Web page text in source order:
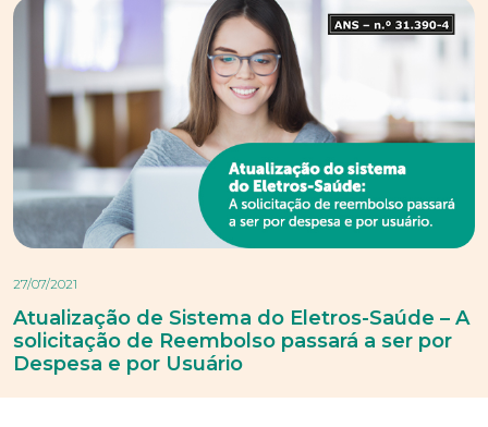
27/07/2021
Atualização de Sistema do Eletros-Saúde – A
solicitação de Reembolso passará a ser por
Despesa e por Usuário